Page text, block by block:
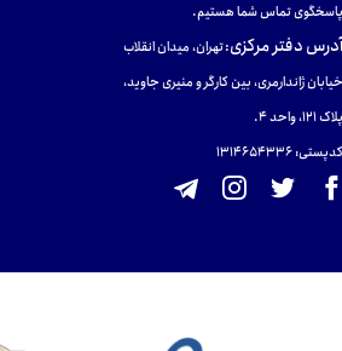
پاسخگوی تماس شما هستیم.
دفتر مرکزی:تهران، میدان انقلاب
خیابان ژاندارمری، بین کارگر و منیری جاوید،
پلاک 121، واحد ۴.
کدپستی: 131465433۶